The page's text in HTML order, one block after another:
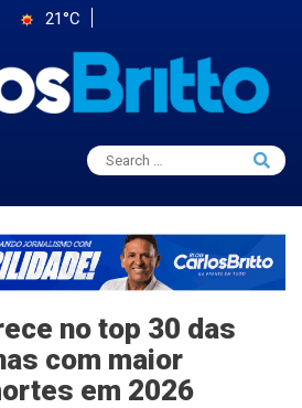
21°C
Search
for:
Search
no top 30 das
com maior
em 2026